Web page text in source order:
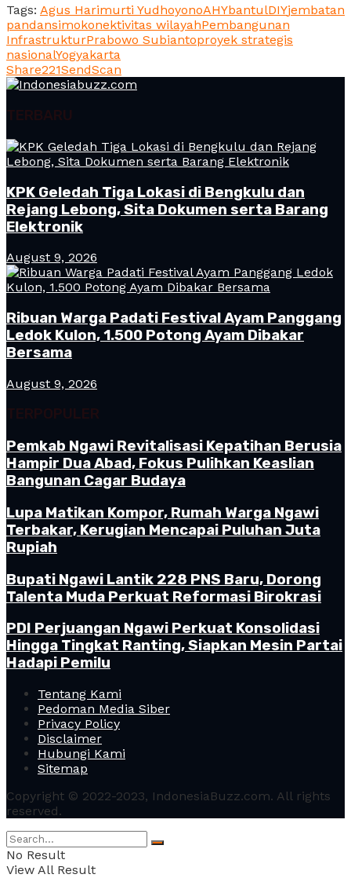
Tags: Agus Harimurti YudhoyonoAHYbantulDIYjembatan
pandansimokonektivitas wilayahPembangunan
InfrastrukturPrabowo Subiantoproyek strategis
nasionalYogyakarta
Share221SendScan
TERBARU
KPK Geledah Tiga Lokasi di Bengkulu dan
Rejang Lebong, Sita Dokumen serta Barang
Elektronik
August 9, 2026
Ribuan Warga Padati Festival Ayam Panggang
Ledok Kulon, 1.500 Potong Ayam Dibakar
Bersama
August 9, 2026
TERPOPULER
Pemkab Ngawi Revitalisasi Kepatihan Berusia
Hampir Dua Abad, Fokus Pulihkan Keaslian
Bangunan Cagar Budaya
Lupa Matikan Kompor, Rumah Warga Ngawi
Terbakar, Kerugian Mencapai Puluhan Juta
Rupiah
Bupati Ngawi Lantik 228 PNS Baru, Dorong
Talenta Muda Perkuat Reformasi Birokrasi
PDI Perjuangan Ngawi Perkuat Konsolidasi
Hingga Tingkat Ranting, Siapkan Mesin Partai
Hadapi Pemilu
Tentang Kami
Pedoman Media Siber
Privacy Policy
Disclaimer
Hubungi Kami
Sitemap
Copyright © 2022-2023, IndonesiaBuzz.com. All rights
reserved.
No Result
View All Result